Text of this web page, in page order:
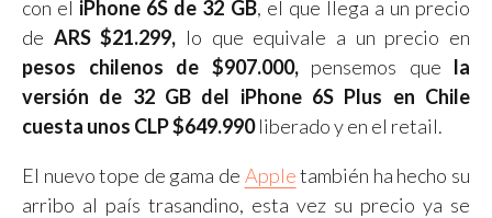
con el iPhone 6S de 32 GB, el que llega a un precio
de ARS $21.299, lo que equivale a un precio en
pesos chilenos de $907.000,pensemos que la
versión de 32 GB del iPhone 6S Plus en Chile
cuesta unos CLP $649.990liberado y en el retail.
El nuevo tope de gama de Appletambién ha hecho su
arribo al país trasandino, esta vez su precio ya se